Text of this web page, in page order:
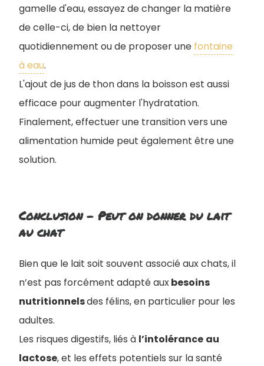
gamelle d'eau, essayez de changer la matière
de celle-ci, de bien la nettoyer
quotidiennement ou de proposer une fontaine
à eau.
L'ajout de jus de thon dans la boisson est aussi
efficace pour augmenter l'hydratation.
Finalement, effectuer une transition vers une
alimentation humide peut également être une
solution.
Conclusion - Peut on donner du lait
au chat
Bien que le lait soit souvent associé aux chats, il
n’est pas forcément adapté auxbesoins
nutritionnelsdes félins, en particulier pour les
adultes.
Les risques digestifs, liés à l’intolérance au
lactose, et les effets potentiels sur la santé